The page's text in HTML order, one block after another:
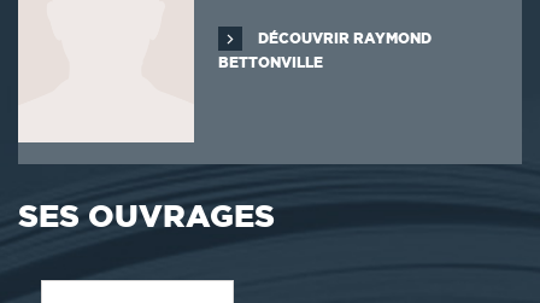
DÉCOUVRIR RAYMOND
BETTONVILLE
SES OUVRAGES